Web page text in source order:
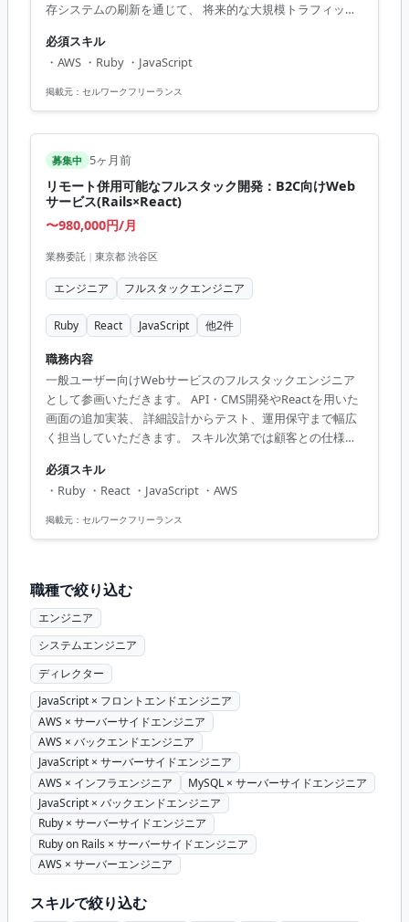
存システムの刷新を通じて、 将来的な大規模トラフィック
- インフラ基盤の改善 - CI/CD環境の最適化 - サーバー増強対
応 - インフラ要件の整理 【アピールポイント】 - 大規模プロ
ジェクトでスケーラブルな設計に関与 - インフラとCI/CD両
必須スキル
・AWS ・Ruby ・JavaScript
掲載元： セルワークフリーランス
募集中 5ヶ月前
リモート併用可能なフルスタック開発：B2C向けWeb
サービス(Rails×React)
〜980,000円/月
業務委託 | 東京都 渋谷区
エンジニア フルスタックエンジニア
Ruby React JavaScript 他2件
職務内容
一般ユーザー向けWebサービスのフルスタックエンジニア
として参画いただきます。 API・CMS開発やReactを用いた
画面の追加実装、 詳細設計からテスト、運用保守まで幅広
く担当していただきます。 スキル次第では顧客との仕様調
す。 ■ 業務内容 - API・CMS開発、Reactを用いた画面の追
加実装 - 詳細設計〜テスト、運用保守 - モダンな技術を用い
た開発チームでの参画 【アピールポイント】 - リモート併
必須スキル
・Ruby ・React ・JavaScript ・AWS
掲載元： セルワークフリーランス
職種で絞り込む
エンジニア
システムエンジニア
ディレクター
JavaScript × フロントエンドエンジニア
AWS × サーバーサイドエンジニア
AWS × バックエンドエンジニア
JavaScript × サーバーサイドエンジニア
AWS × インフラエンジニア
MySQL × サーバーサイドエンジニア
JavaScript × バックエンドエンジニア
Ruby × サーバーサイドエンジニア
Ruby on Rails × サーバーサイドエンジニア
AWS × サーバーエンジニア
スキルで絞り込む